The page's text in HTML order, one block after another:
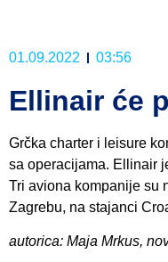
01.09.2022 03:56
Ellinair će
Grčka charter i leisure
sa operacijama. Ellinair
Tri aviona kompanije su
Zagrebu, na stajanci
autorica: Maja Mrkus,